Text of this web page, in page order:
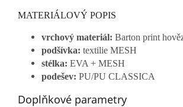
MATERIÁLOVÝ POPIS
vrchový materiál: Barton print
podšívka: textilie MESH
stélka: EVA + MESH
podešev: PU/PU CLASSICA
Doplňkové parametry